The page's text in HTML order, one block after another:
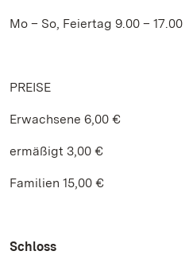
Mo – So, Feiertag 9.00 –
PREISE
Erwachsene 6,00 €
ermäßigt 3,00 €
Familien 15,00 €
Schloss